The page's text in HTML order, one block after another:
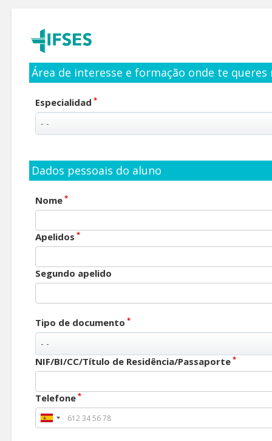
Área de interesse e formação onde te
Especialidad *
Dados pessoais do aluno
Nome *
Apelidos *
Segundo apelido
Tipo de documento *
NIF/BI/CC/Título de Residência/Passaporte *
Telefone *